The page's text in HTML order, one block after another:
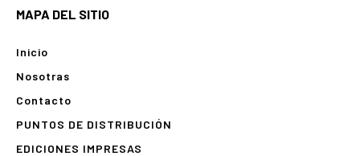
MAPA DEL SITIO
Inicio
Nosotras
Contacto
PUNTOS DE DISTRIBUCIÓN
EDICIONES IMPRESAS